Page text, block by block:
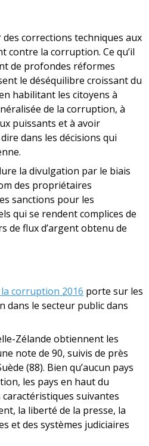
corrections techniques aux
contre la corruption. Ce qu’il
de profondes réformes
le déséquilibre croissant du
habilitant les citoyens à
de la corruption, à
puissants et à avoir
dans les décisions qui
la divulgation par le biais
des propriétaires
sanctions pour les
qui se rendent complices de
flux d’argent obtenu de
la corruption 2016 porte sur les
dans le secteur public dans
Zélande obtiennent les
note de 90, suivis de près
(88). Bien qu’aucun pays
les pays en haut du
suivantes
la liberté de la presse, la
et des systèmes judiciaires